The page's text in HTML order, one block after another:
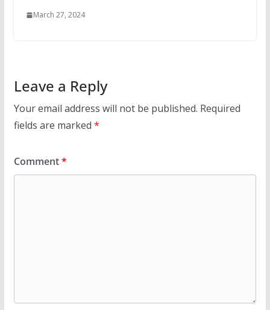
March 27, 2024
Leave a Reply
Your email address will not be published. Required
fields are marked *
Comment*